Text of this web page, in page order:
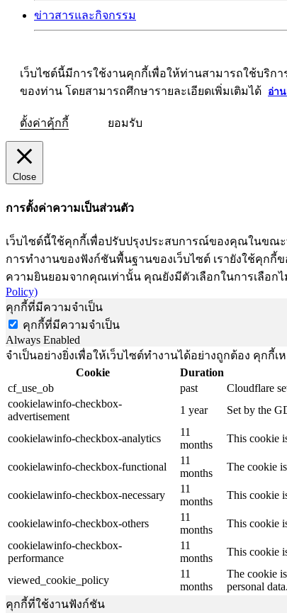
ข่าวสารและกิจกรรม
เว็บไซต์นี้มีการใช้งานคุกกี้เพื่อให้ท่านสามารถใช้บริก
ของท่าน โดยสามารถศึกษารายละเอียดเพิ่มเติมได้
อ่า
ตั้งค่าคุ้กกี้ ยอมรับ
Close
การตั้งค่าความเป็นส่วนตัว
เว็บไซต์นี้ใช้คุกกี้เพื่อปรับปรุงประสบการณ์ของคุณในขณ
การทำงานของฟังก์ชันพื้นฐานของเว็บไซต์ เรายังใช้คุกกี้
ความยินยอมจากคุณเท่านั้น คุณยังมีตัวเลือกในการเลือก
Policy)
คุกกี้ที่มีความจำเป็น
คุกกี้ที่มีความจำเป็น
Always Enabled
จำเป็นอย่างยิ่งเพื่อให้เว็บไซต์ทำงานได้อย่างถูกต้อง คุ
Cookie
Duration
cf_use_ob
past
Cloudflare
cookielawinfo-checkbox-
advertisement
1 year Set by the
cookielawinfo-checkbox-analytics
11
months
This cookie
cookielawinfo-checkbox-functional
11
months
The cookie
cookielawinfo-checkbox-necessary
11
months
This cookie
cookielawinfo-checkbox-others
11
months
This cookie
cookielawinfo-checkbox-
performance
11
months
This cookie
viewed_cookie_policy
11
months
The cookie
personal data.
คุกกี้ที่ใช้งานฟังก์ชัน